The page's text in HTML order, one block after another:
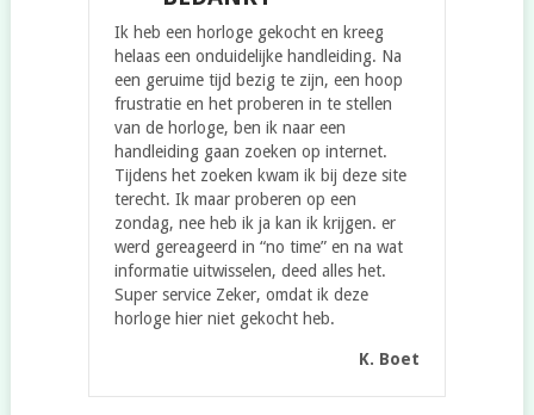
Ik heb een horloge gekocht en kreeg
helaas een onduidelijke handleiding. Na
een geruime tijd bezig te zijn, een hoop
frustratie en het proberen in te stellen
van de horloge, ben ik naar een
handleiding gaan zoeken op internet.
Tijdens het zoeken kwam ik bij deze site
terecht. Ik maar proberen op een
zondag, nee heb ik ja kan ik krijgen. er
werd gereageerd in “no time” en na wat
informatie uitwisselen, deed alles het.
Super service Zeker, omdat ik deze
horloge hier niet gekocht heb.
K. Boet